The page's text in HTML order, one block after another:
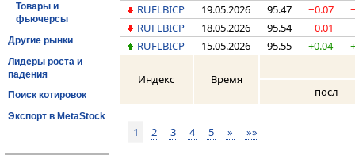
Товары и
фьючерсы
Другие рынки
Лидеры роста и
падения
Поиск котировок
Экспорт в MetaStock
RUFLBICP
19.05.2026 95.47 −0.07
RUFLBICP
18.05.2026 95.54 −0.01
RUFLBICP
15.05.2026 95.55 +0.04
Индекс
Время
посл
1 2 3 4 5 » »»